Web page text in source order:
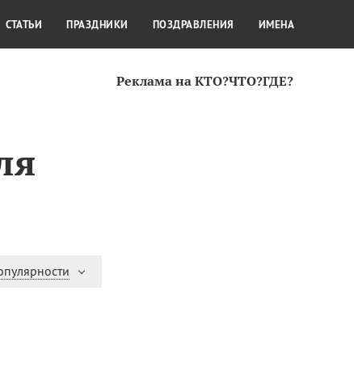
Реклама на КТО?ЧТО?ГДЕ?
КУЛЬТУРА КРАСОТА
СТАТЬИ ПРАЗДНИКИ ПОЗДРАВЛЕНИЯ ИМЕНА